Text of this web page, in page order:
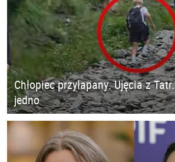
Chłopiec przyłapany. Ujęcia z
jedno